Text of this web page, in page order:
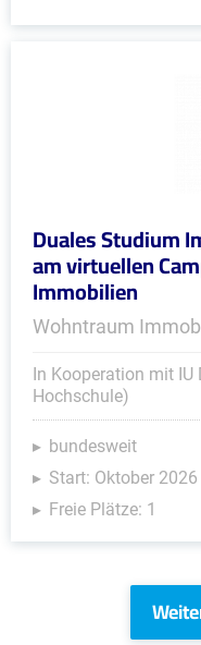
Duales Studium
am virtuellen
Immobilien
Wohntraum
In Kooperation mit
Hochschule)
bundesweit
Start: Oktober 2026
Freie Plätze: 1